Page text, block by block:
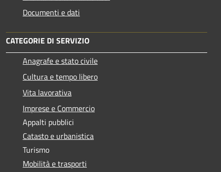
Documenti e dati
CATEGORIE DI SERVIZIO
Anagrafe e stato civile
Cultura e tempo libero
Vita lavorativa
Imprese e Commercio
Appalti pubblici
Catasto e urbanistica
Turismo
Mobilità e trasporti